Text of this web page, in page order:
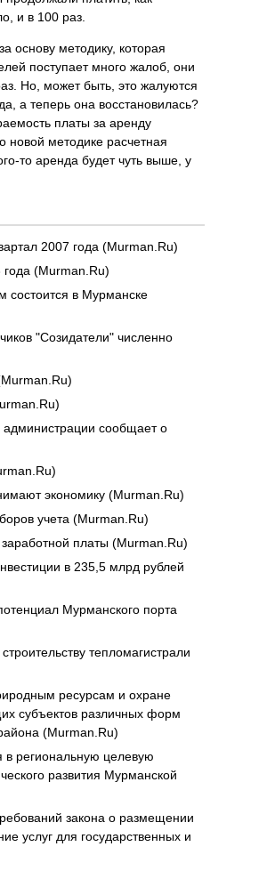
и в 100 раз.
основу методику, которая
поступает много жалоб, они
Но, может быть, это жалуются
а теперь она восстановилась?
платы за аренду
новой методике расчетная
то аренда будет чуть выше, у
2007 года (Murman.Ru)
(Murman.Ru)
в Мурманске
"Созидатели" численно
сообщает о
экономику (Murman.Ru)
учета (Murman.Ru)
платы (Murman.Ru)
в 235,5 млрд рублей
Мурманского порта
тепломагистрали
ресурсам и охране
субъектов различных форм
(Murman.Ru)
в региональную целевую
развития Мурманской
закона о размещении
услуг для государственных и